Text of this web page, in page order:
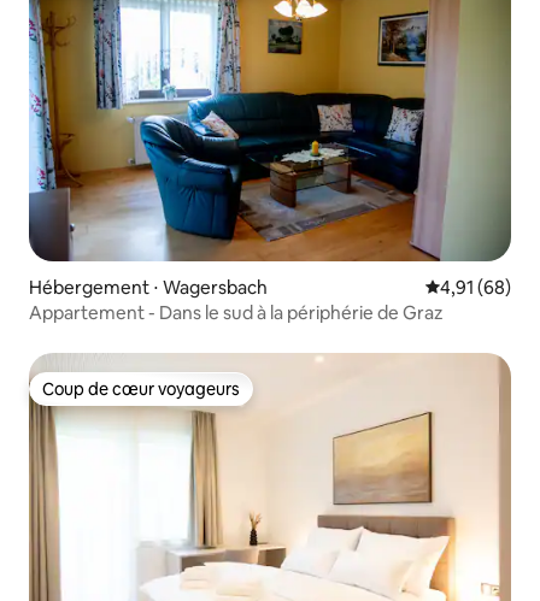
Hébergement ⋅ Wagersbach Évaluation
4,91 (68)
Appartement - Dans le sud à la périphérie de Graz
Coup de cœur voyageurs
Coup de cœur voyageurs